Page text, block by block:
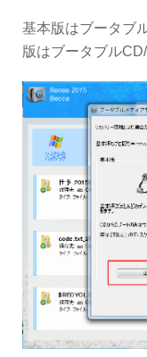
基本版はブータブ
版はブータブル